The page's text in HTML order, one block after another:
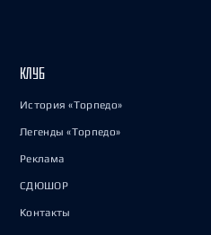
КЛУБ
История «Торпедо»
Легенды «Торпедо»
Реклама
СДЮШОР
Контакты